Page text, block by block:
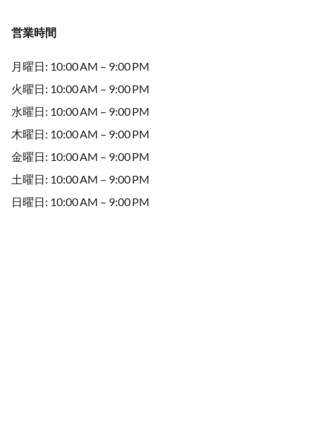
営業時間
月曜日: 10:00 AM – 9:00 PM
火曜日: 10:00 AM – 9:00 PM
水曜日: 10:00 AM – 9:00 PM
木曜日: 10:00 AM – 9:00 PM
金曜日: 10:00 AM – 9:00 PM
土曜日: 10:00 AM – 9:00 PM
日曜日: 10:00 AM – 9:00 PM